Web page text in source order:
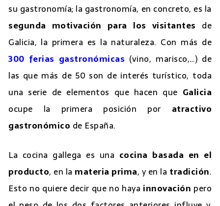
su gastronomía; la gastronomía, en concreto, es la
segunda motivación para los visitantes de
Galicia, la primera es la naturaleza. Con más de
300 ferias gastronómicas (vino, marisco,…) de
las que más de 50 son de interés turístico, toda
una serie de elementos que hacen que Galicia
ocupe la primera posición por atractivo
gastronómico de España.
La cocina gallega es una cocina basada en el
producto, en la materia prima, y en la tradición.
Esto no quiere decir que no haya innovación pero